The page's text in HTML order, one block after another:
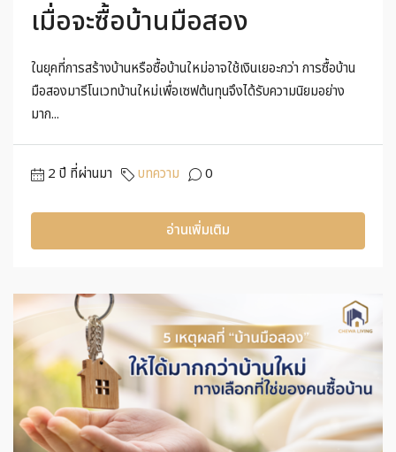
เมื่อจะซื้อบ้านมือสอง
ในยุคที่การสร้างบ้านหรือซื้อบ้านใหม่อาจใช้เงินเยอะกว่า การซื้อบ้าน
มือสองมารีโนเวทบ้านใหม่เพื่อเซฟต้นทุนจึงได้รับความนิยมอย่าง
มาก...
2 ปี ที่ผ่านมา บทความ 0
อ่านเพิ่มเติม